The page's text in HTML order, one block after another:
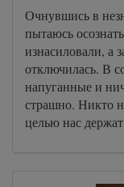
Очнувшись в
пытаюсь
изнасиловали, а
отключилась. В
напуганные и
страшно. Никто
целью нас держат